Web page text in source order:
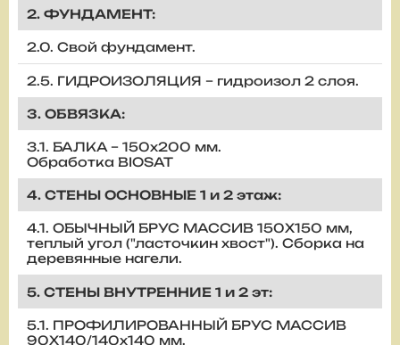
2. ФУНДАМЕНТ:
2.0. Свой фундамент.
2.5. ГИДРОИЗОЛЯЦИЯ – гидроизол 2 слоя.
3. ОБВЯЗКА:
3.1. БАЛКА – 150х200 мм.
Обработка BIOSAT
4. СТЕНЫ ОСНОВНЫЕ 1 и 2 этаж:
4.1. ОБЫЧНЫЙ БРУС МАССИВ 150Х150 мм,
теплый угол ("ласточкин хвост"). Сборка на
деревянные нагели.
5. СТЕНЫ ВНУТРЕННИЕ 1 и 2 эт:
5.1. ПРОФИЛИРОВАННЫЙ БРУС МАССИВ
90Х140/140х140 мм.